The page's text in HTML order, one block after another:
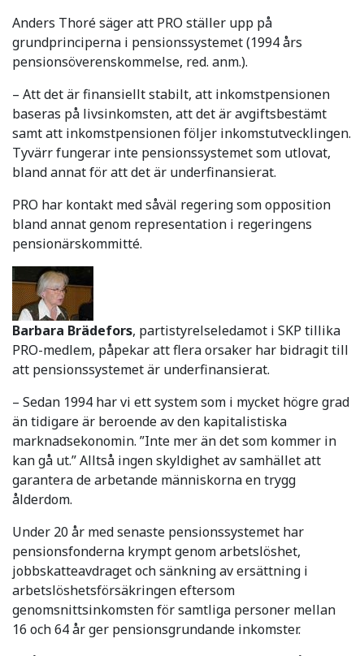
Anders Thoré säger att PRO ställer upp på
grundprinciperna i pensionssystemet (1994 års
pensionsöverenskommelse, red. anm.).
– Att det är finansiellt stabilt, att inkomstpensionen
baseras på livsinkomsten, att det är avgiftsbestämt
samt att inkomstpensionen följer inkomstutvecklingen.
Tyvärr fungerar inte pensionssystemet som utlovat,
bland annat för att det är underfinansierat.
PRO har kontakt med såväl regering som opposition
bland annat genom representation i regeringens
pensionärskommitté.
Barbara Brädefors, partistyrelseledamot i SKP tillika
PRO-medlem, påpekar att flera orsaker har bidragit till
att pensionssystemet är underfinansierat.
– Sedan 1994 har vi ett system som i mycket högre grad
än tidigare är beroende av den kapitalistiska
marknadsekonomin. ”Inte mer än det som kommer in
kan gå ut.” Alltså ingen skyldighet av samhället att
garantera de arbetande människorna en trygg
ålderdom.
Under 20 år med senaste pensionssystemet har
pensionsfonderna krympt genom arbetslöshet,
jobbskatteavdraget och sänkning av ersättning i
arbetslöshetsförsäkringen eftersom
genomsnittsinkomsten för samtliga personer mellan
16 och 64 år ger pensionsgrundande inkomster.